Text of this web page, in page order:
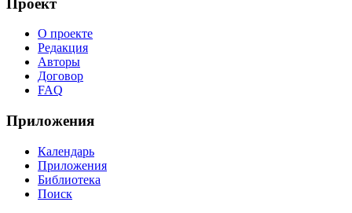
О проекте
Редакция
Авторы
Договор
FAQ
Приложения
Календарь
Приложения
Библиотека
Поиск